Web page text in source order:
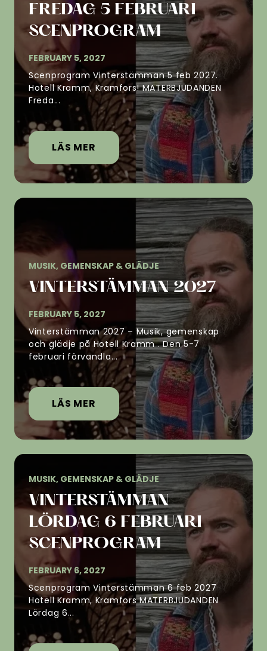
FREDAG 5 FEBRUARI
SCENPROGRAM
FEBRUARY 5, 2027
Scenprogram Vinterstämman 5 feb 2027.
Hotell Kramm, Kramfors! MATERBJUDANDEN
Freda...
LÄS MER
MUSIK, GEMENSKAP & GLÄDJE
VINTERSTÄMMAN 2027
FEBRUARY 5, 2027
Vinterstämman 2027 – Musik, gemenskap
och glädje på Hotell Kramm . Den 5-7
februari förvandla...
LÄS MER
MUSIK, GEMENSKAP & GLÄDJE
VINTERSTÄMMAN
LÖRDAG 6 FEBRUARI
SCENPROGRAM
FEBRUARY 6, 2027
Scenprogram Vinterstämman 6 feb 2027
Hotell Kramm, Kramfors MATERBJUDANDEN
Lördag 6...